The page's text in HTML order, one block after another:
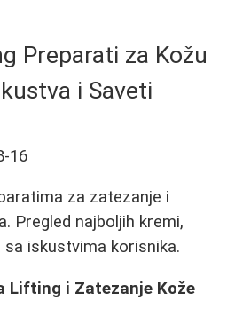
Preparati za Kožu
i Saveti
16
za zatezanje i
Pregled najboljih kremi,
iskustvima korisnika.
Lifting i Zatezanje Kože